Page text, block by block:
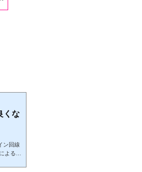
くな
ン回線
よる差